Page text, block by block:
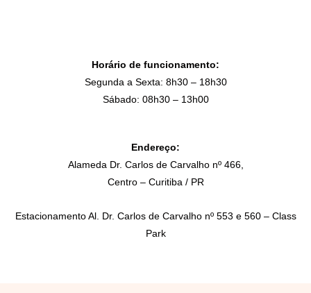
Horário de funcionamento:
Segunda a Sexta: 8h30 – 18h30
Sábado: 08h30 – 13h00
Endereço:
Alameda Dr. Carlos de Carvalho nº 466,
Centro – Curitiba / PR
Estacionamento Al. Dr. Carlos de Carvalho nº 553 e 560 – Class
Park